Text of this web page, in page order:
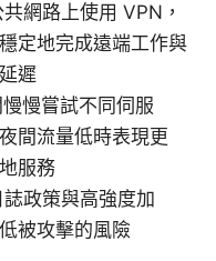
網路上使用 VPN，
定地完成遠端工作與
遲
慢嘗試不同伺服
間流量低時表現更
服務
政策與高強度加
被攻擊的風險